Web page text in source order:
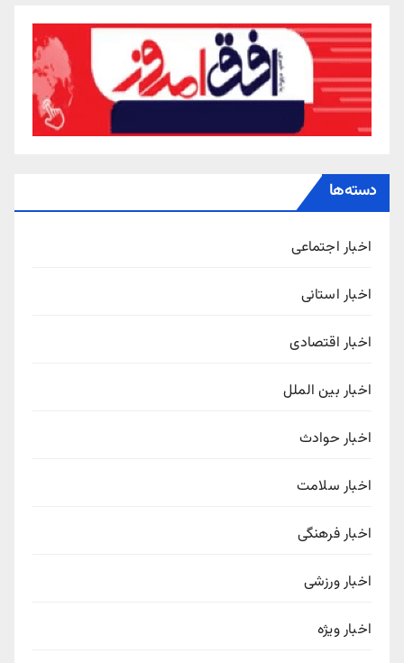
دسته‌ها
اخبار اجتماعی
اخبار استانی
اخبار اقتصادی
اخبار بین الملل
اخبار حوادث
اخبار سلامت
اخبار فرهنگی
اخبار ورزشی
اخبار ویژه